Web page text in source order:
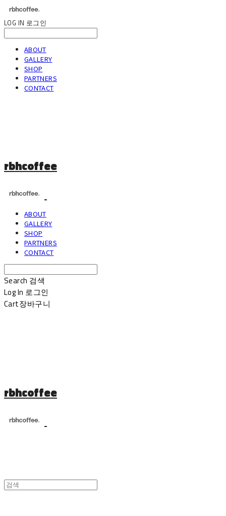
LOG IN 로그인
ABOUT
GALLERY
SHOP
PARTNERS
CONTACT
rbhcoffee
ABOUT
GALLERY
SHOP
PARTNERS
CONTACT
Search 검색
Log In 로그인
Cart장바구니
rbhcoffee